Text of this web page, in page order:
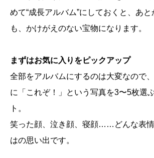
めて“成長アルバム”にしておくと、あ
も、かけがえのない宝物になります。
まずはお気に入りをピックアップ
全部をアルバムにするのは大変なので
に「これぞ！」という写真を3〜5枚選
ト。
笑った顔、泣き顔、寝顔……どんな表
はの思い出です。